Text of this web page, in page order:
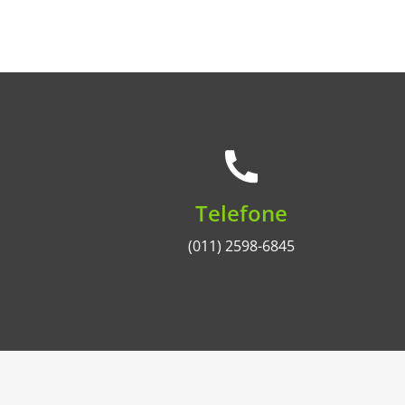
Telefone
(011) 2598-6845